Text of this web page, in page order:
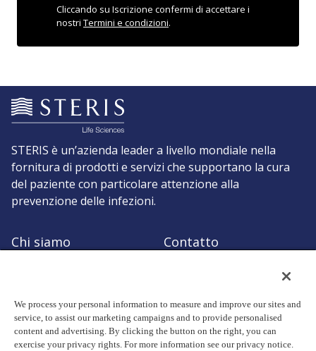
Cliccando su Iscrizione confermi di accettare i
nostri Termini e condizioni.
STERIS è un’azienda leader a livello mondiale nella
fornitura di prodotti e servizi che supportano la cura
del paziente con particolare attenzione alla
prevenzione delle infezioni.
Chi siamo
Contatto
We process your personal information to measure and improve our sites and
service, to assist our marketing campaigns and to provide personalised
content and advertising. By clicking the button on the right, you can
exercise your privacy rights. For more information see our privacy notice.